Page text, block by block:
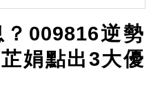
009816逆勢
娟點出3大優